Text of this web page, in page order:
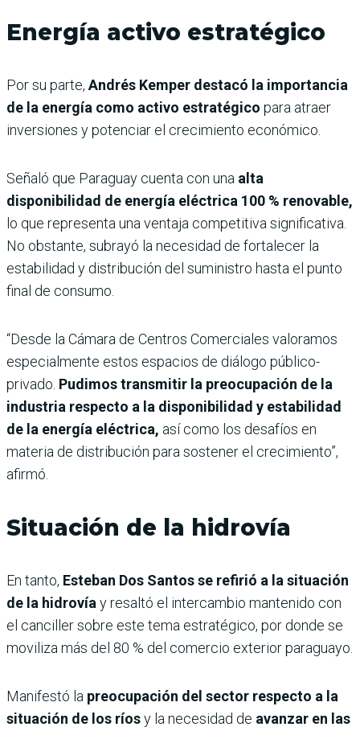
Energía activo estratégico
Por su parte, Andrés Kemper destacó la importancia
de la energía como activo estratégico para atraer
inversiones y potenciar el crecimiento económico.
Señaló que Paraguay cuenta con una alta
disponibilidad de energía eléctrica 100 % renovable,
lo que representa una ventaja competitiva significativa.
No obstante, subrayó la necesidad de fortalecer la
estabilidad y distribución del suministro hasta el punto
final de consumo.
“Desde la Cámara de Centros Comerciales valoramos
especialmente estos espacios de diálogo público-
privado. Pudimos transmitir la preocupación de la
industria respecto a la disponibilidad y estabilidad
de la energía eléctrica, así como los desafíos en
materia de distribución para sostener el crecimiento”,
afirmó.
Situación de la hidrovía
En tanto, Esteban Dos Santos se refirió a la situación
de la hidrovía y resaltó el intercambio mantenido con
el canciller sobre este tema estratégico, por donde se
moviliza más del 80 % del comercio exterior paraguayo.
Manifestó la preocupación del sector respecto a la
situación de los ríosy la necesidad de avanzar en las